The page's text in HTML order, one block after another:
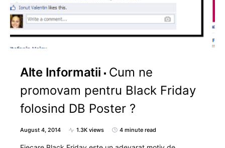
Alte Informatii
Cum ne
promovam pentru Black Friday
folosind DB Poster ?
August 4, 2014 1.3K views 4 minute read